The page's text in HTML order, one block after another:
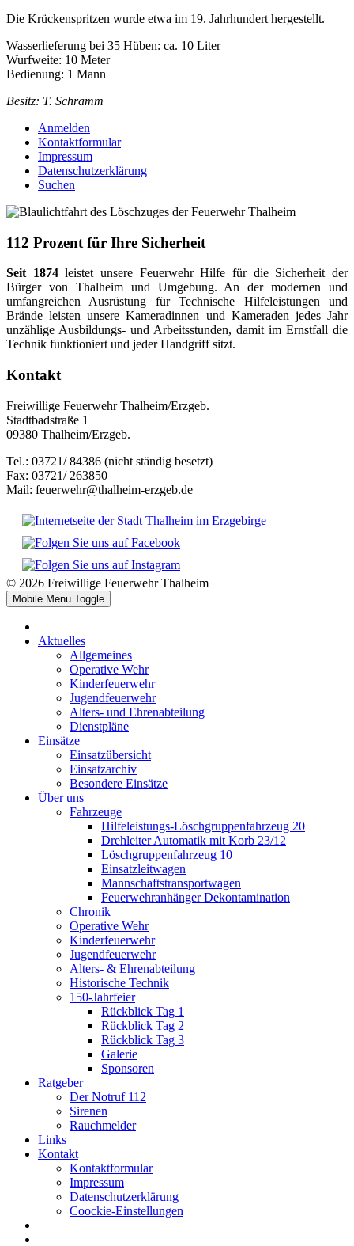
Die Krückenspritzen wurde etwa im 19. Jahrhundert hergestellt.
Wasserlieferung bei 35 Hüben: ca. 10 Liter
Wurfweite: 10 Meter
Bedienung: 1 Mann
Besitz: T. Schramm
Anmelden
Kontaktformular
Impressum
Datenschutzerklärung
Suchen
112 Prozent für Ihre Sicherheit
Seit 1874leistet unsere Feuerwehr Hilfe für die Sicherheit der
Bürger von Thalheim und Umgebung. An der modernen und
umfangreichen Ausrüstung für Technische Hilfeleistungen und
Brände leisten unsere Kameradinnen und Kameraden jedes Jahr
unzählige Ausbildungs- und Arbeitsstunden, damit im Ernstfall die
Technik funktioniert und jeder Handgriff sitzt.
Kontakt
Freiwillige Feuerwehr Thalheim/Erzgeb.
Stadtbadstraße 1
09380 Thalheim/Erzgeb.
Tel.: 03721/ 84386 (nicht ständig besetzt)
Fax: 03721/ 263850
Mail: feuerwehr@thalheim-erzgeb.de
© 2026 Freiwillige Feuerwehr Thalheim
Mobile Menu Toggle
Aktuelles
Allgemeines
Operative Wehr
Kinderfeuerwehr
Jugendfeuerwehr
Alters- und Ehrenabteilung
Dienstpläne
Einsätze
Einsatzübersicht
Einsatzarchiv
Besondere Einsätze
Über uns
Fahrzeuge
Hilfeleistungs-Löschgruppenfahrzeug 20
Drehleiter Automatik mit Korb 23/12
Löschgruppenfahrzeug 10
Einsatzleitwagen
Mannschaftstransportwagen
Feuerwehranhänger Dekontamination
Chronik
Operative Wehr
Kinderfeuerwehr
Jugendfeuerwehr
Alters- & Ehrenabteilung
Historische Technik
150-Jahrfeier
Rückblick Tag 1
Rückblick Tag 2
Rückblick Tag 3
Galerie
Sponsoren
Ratgeber
Der Notruf 112
Sirenen
Rauchmelder
Links
Kontakt
Kontaktformular
Impressum
Datenschutzerklärung
Coockie-Einstellungen